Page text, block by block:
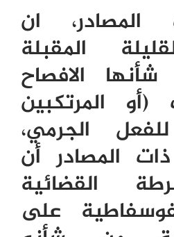
ان
المقبلة
الافصاح
المرتكبين
الجرمي،
المصادر أن
القضائية
على